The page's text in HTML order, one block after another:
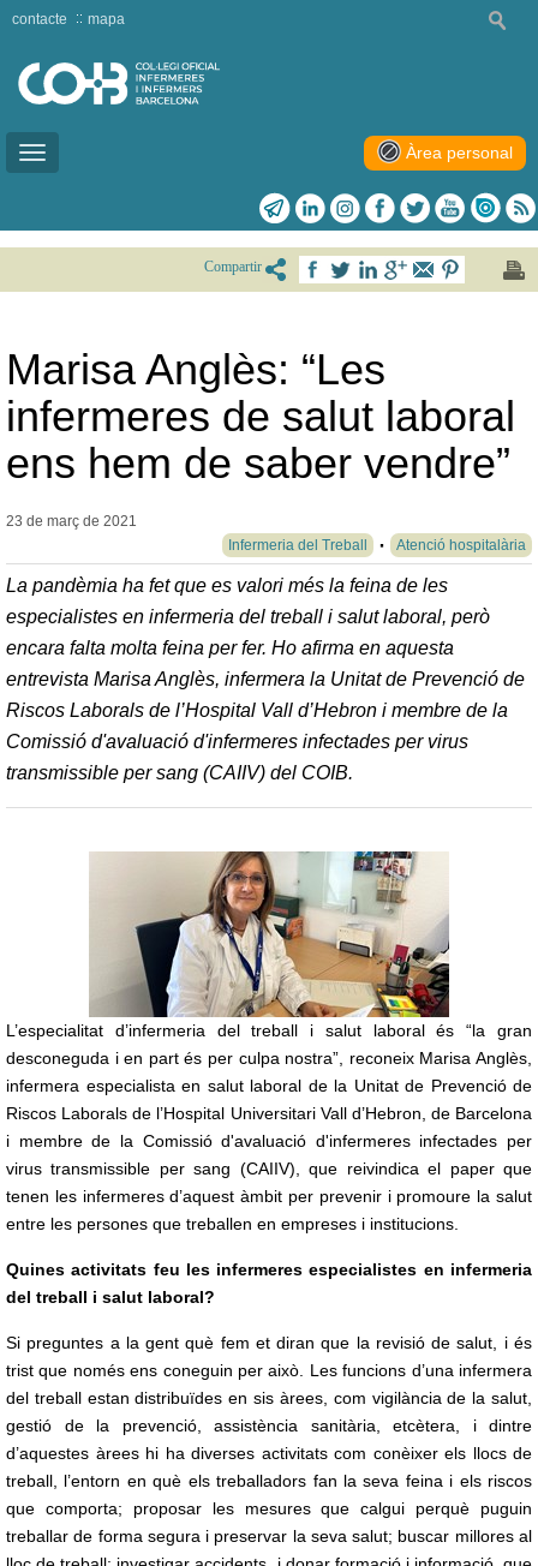
Toggle
contacte mapa
Àrea personal
Compartir
Marisa Anglès: “Les
infermeres de salut laboral
ens hem de saber vendre”
23 de març de 2021
Infermeria del Treball
Atenció hospitalària
La pandèmia ha fet que es valori més la feina de les
especialistes en infermeria del treball i salut laboral, però
encara falta molta feina per fer. Ho afirma en aquesta
entrevista Marisa Anglès, infermera la Unitat de Prevenció de
Riscos Laborals de l’Hospital Vall d’Hebron i membre de la
Comissió d'avaluació d'infermeres infectades per virus
transmissible per sang (CAIIV) del COIB.
L’especialitat d’infermeria del treball i salut laboral és “la gran
desconeguda i en part és per culpa nostra”, reconeix Marisa Anglès,
infermera especialista en salut laboral de la Unitat de Prevenció de
Riscos Laborals de l’Hospital Universitari Vall d’Hebron, de Barcelona
i membre de la Comissió d'avaluació d'infermeres infectades per
virus transmissible per sang (CAIIV), que reivindica el paper que
tenen les infermeres d’aquest àmbit per prevenir i promoure la salut
entre les persones que treballen en empreses i institucions.
Quines activitats feu les infermeres especialistes en infermeria
del treball i salut laboral?
Si preguntes a la gent què fem et diran que la revisió de salut, i és
trist que només ens coneguin per això. Les funcions d’una infermera
del treball estan distribuïdes en sis àrees, com vigilància de la salut,
gestió de la prevenció, assistència sanitària, etcètera, i dintre
d’aquestes àrees hi ha diverses activitats com conèixer els llocs de
treball, l’entorn en què els treballadors fan la seva feina i els riscos
que comporta; proposar les mesures que calgui perquè puguin
treballar de forma segura i preservar la seva salut; buscar millores al